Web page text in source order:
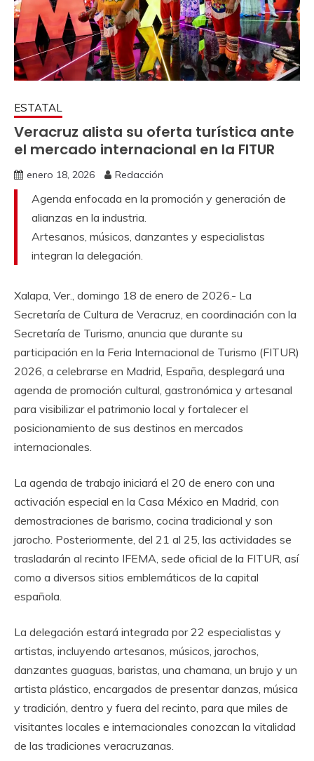
ESTATAL
Veracruz alista su oferta turística ante
el mercado internacional en la FITUR
enero 18, 2026 Redacción
Agenda enfocada en la promoción y generación de
alianzas en la industria.
Artesanos, músicos, danzantes y especialistas
integran la delegación.
Xalapa, Ver., domingo 18 de enero de 2026.- La
Secretaría de Cultura de Veracruz, en coordinación con la
Secretaría de Turismo, anuncia que durante su
participación en la Feria Internacional de Turismo (FITUR)
2026, a celebrarse en Madrid, España, desplegará una
agenda de promoción cultural, gastronómica y artesanal
para visibilizar el patrimonio local y fortalecer el
posicionamiento de sus destinos en mercados
internacionales.
La agenda de trabajo iniciará el 20 de enero con una
activación especial en la Casa México en Madrid, con
demostraciones de barismo, cocina tradicional y son
jarocho. Posteriormente, del 21 al 25, las actividades se
trasladarán al recinto IFEMA, sede oficial de la FITUR, así
como a diversos sitios emblemáticos de la capital
española.
La delegación estará integrada por 22 especialistas y
artistas, incluyendo artesanos, músicos, jarochos,
danzantes guaguas, baristas, una chamana, un brujo y un
artista plástico, encargados de presentar danzas, música
y tradición, dentro y fuera del recinto, para que miles de
visitantes locales e internacionales conozcan la vitalidad
de las tradiciones veracruzanas.